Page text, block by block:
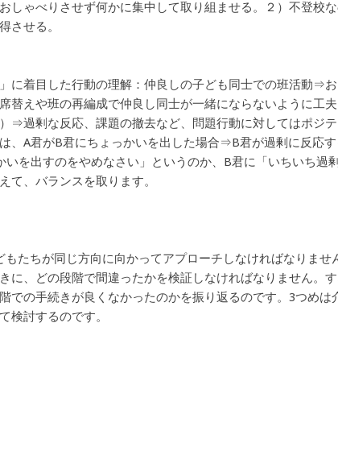
ゃべりさせず何かに集中して取り組ませる。２）不登校
させる。
に着目した行動の理解：仲良しの子ども同士での班活動⇒
えや班の再編成で仲良し同士が一緒にならないように工
⇒過剰な反応、課題の撤去など、問題行動に対してはポジ
、A君がB君にちょっかいを出した場合⇒B君が過剰に反応
を出すのをやめなさい」というのか、B君に「いちいち過
て、バランスを取ります。
たちが同じ方向に向かってアプローチしなければなりませ
に、どの段階で間違ったかを検証しなければなりません。
の手続きが良くなかったのかを振り返るのです。3つめは
検討するのです。